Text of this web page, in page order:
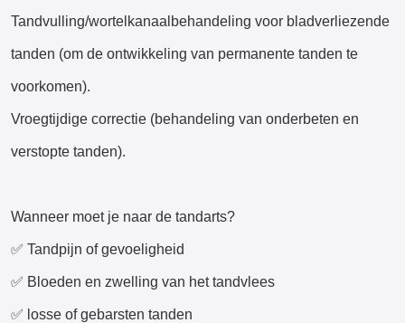
Tandvulling/wortelkanaalbehandeling voor bladverliezende
tanden (om de ontwikkeling van permanente tanden te
voorkomen).
Vroegtijdige correctie (behandeling van onderbeten en
verstopte tanden).
Wanneer moet je naar de tandarts?
✅ Tandpijn of gevoeligheid
✅ Bloeden en zwelling van het tandvlees
✅ losse of gebarsten tanden